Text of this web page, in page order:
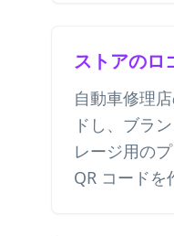
ストアのロ
自動車修理
ドし、ブラ
レージ用の
QR コードを